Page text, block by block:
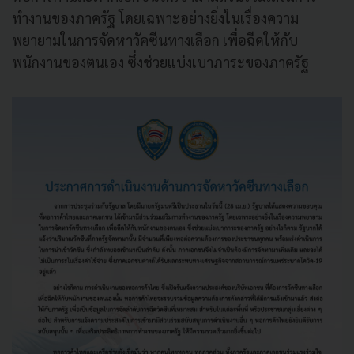
ทำงานของภาครัฐ โดยเฉพาะอย่างยิ่งในเรื่องความ
พยายามในการจัดหาวัคซีนทางเลือก เพื่อฉีดให้กับ
พนักงานของตนเอง ซึ่งช่วยแบ่งเบาภาระของภาครัฐ